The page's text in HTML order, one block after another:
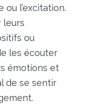
ou l’excitation.
leurs
ou
les écouter
émotions et
de se sentir